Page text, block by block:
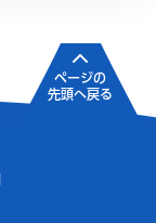
ページの
先頭へ戻る